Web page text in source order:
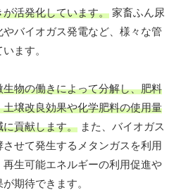
活発化しています。 家畜ふん尿
バイオガス発電など、様々な管
ます。
物の働きによって分解し、肥料
壌改良効果や化学肥料の使用量
貢献します。 また、バイオガス
せて発生するメタンガスを利用
生可能エネルギーの利用促進や
期待できます。